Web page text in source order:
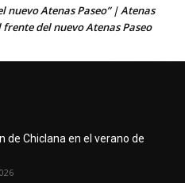
nuevo Atenas Paseo” | Atenas
del nuevo Atenas Paseo
de Chiclana en el verano de